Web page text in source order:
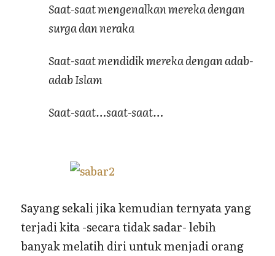
Saat-saat mengenalkan mereka dengan
surga dan neraka
Saat-saat mendidik mereka dengan adab-
adab Islam
Saat-saat…saat-saat…
Sayang sekali jika kemudian ternyata yang
terjadi kita -secara tidak sadar- lebih
banyak melatih diri untuk menjadi orang